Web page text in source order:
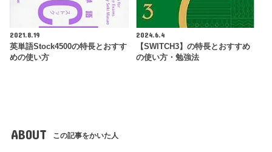
2021.8.19
英単語Stock4500の特長とおすす
めの使い方
2024.6.4
【SWITCH3】の特長とおすすめ
の使い方・勉強法
ABOUT この記事をかいた人